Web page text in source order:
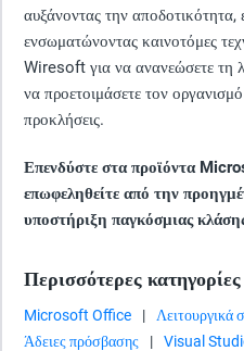
αυξάνοντας την αποδοτικότητα,
ενσωματώνοντας καινοτόμες
Wiresoft για να ανανεώσετε τη
να προετοιμάσετε τον οργανισμό
προκλήσεις.
Επενδύστε στα προϊόντα
επωφεληθείτε από την
υποστήριξη παγκόσμιας
Περισσότερες κατηγορίες
Microsoft Office | Λειτουργικά
Άδειες πρόσβασης
| Visual